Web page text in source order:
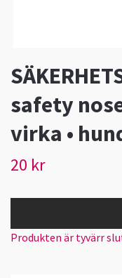
safety
virka •
20 kr
Produkten är tyvärr